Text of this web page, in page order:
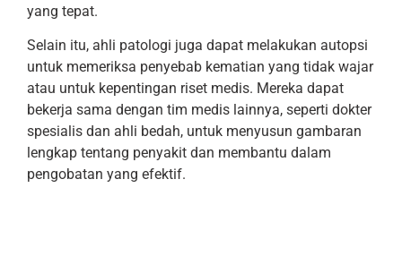
yang tepat.
Selain itu, ahli patologi juga dapat melakukan autopsi
untuk memeriksa penyebab kematian yang tidak wajar
atau untuk kepentingan riset medis. Mereka dapat
bekerja sama dengan tim medis lainnya, seperti dokter
spesialis dan ahli bedah, untuk menyusun gambaran
lengkap tentang penyakit dan membantu dalam
pengobatan yang efektif.